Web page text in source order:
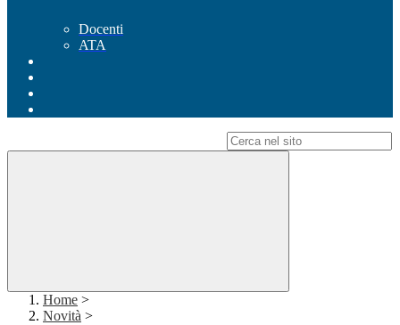
Docenti
ATA
Home >
Novità >